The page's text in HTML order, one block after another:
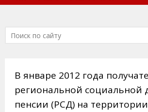
В январе 2012 года
региональной социальной
пенсии (РСД) на территории